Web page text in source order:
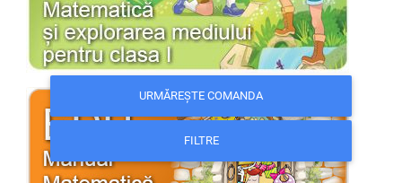
URMĂREȘTE COMANDA
FILTRE